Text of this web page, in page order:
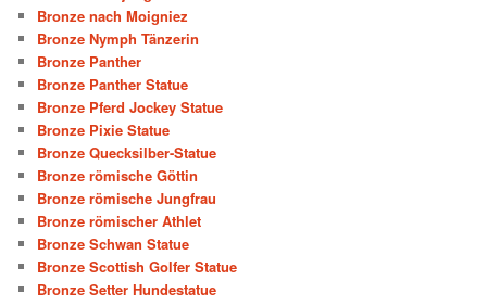
Bronze nach Moigniez
Bronze Nymph Tänzerin
Bronze Panther
Bronze Panther Statue
Bronze Pferd Jockey Statue
Bronze Pixie Statue
Bronze Quecksilber-Statue
Bronze römische Göttin
Bronze römische Jungfrau
Bronze römischer Athlet
Bronze Schwan Statue
Bronze Scottish Golfer Statue
Bronze Setter Hundestatue